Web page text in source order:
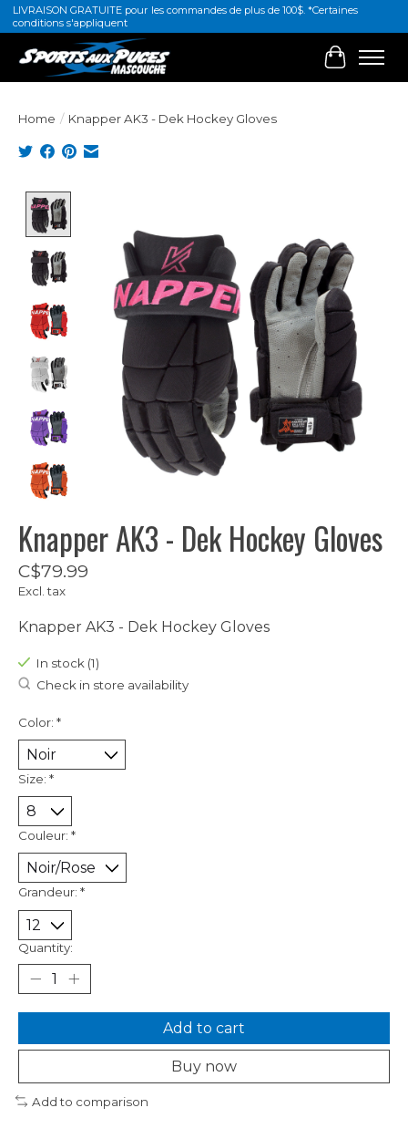
LIVRAISON GRATUITE pour les commandes de plus de 100$. *Certaines
conditions s'appliquent
Cart
Home / Knapper AK3 - Dek Hockey Gloves
Knapper AK3 - Dek Hockey Gloves
C$79.99
Excl. tax
Knapper AK3 - Dek Hockey Gloves
In stock (1)
Check in store availability
Color: *
Size: *
Couleur: *
Grandeur: *
Quantity:
Add to cart
Buy now
Add to comparison